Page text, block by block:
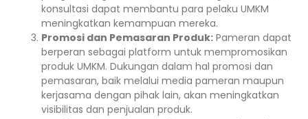
konsultasi dapat membantu para pelaku UMKM
meningkatkan kemampuan mereka.
Promosi dan Pemasaran Produk: Pameran dapat
berperan sebagai platform untuk mempromosikan
produk UMKM. Dukungan dalam hal promosi dan
pemasaran, baik melalui media pameran maupun
kerjasama dengan pihak lain, akan meningkatkan
visibilitas dan penjualan produk.